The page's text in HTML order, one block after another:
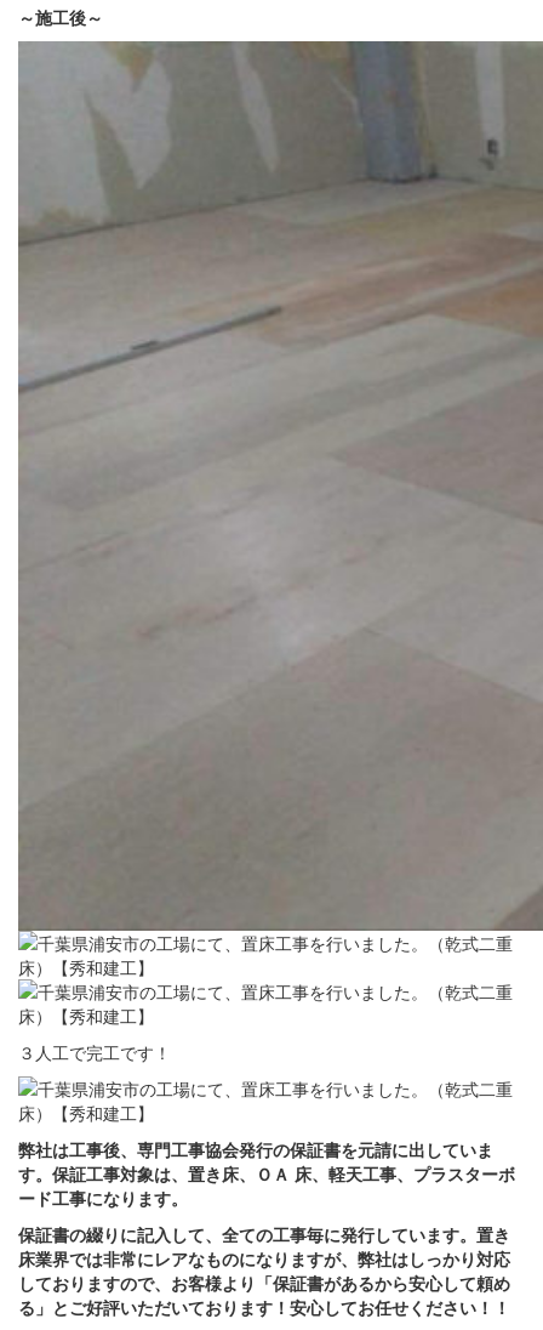
～施工後～
３人工で完工です！
弊社は工事後、専門工事協会発行の保証書を元請に出していま
す。保証工事対象は、置き床、ＯＡ 床、軽天工事、プラスターボ
ード工事になります。
保証書の綴りに記入して、全ての工事毎に発行しています。置き
床業界では非常にレアなものになりますが、弊社はしっかり対応
しておりますので、お客様より「保証書があるから安心して頼め
る」とご好評いただいております！安心してお任せください！！